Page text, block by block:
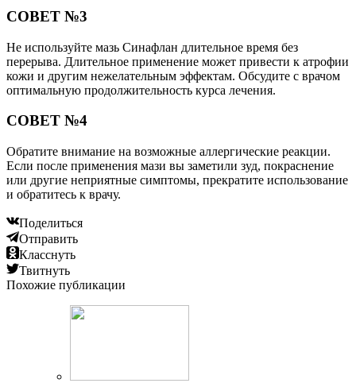
СОВЕТ №3
Не используйте мазь Синафлан длительное время без
перерыва. Длительное применение может привести к атрофии
кожи и другим нежелательным эффектам. Обсудите с врачом
оптимальную продолжительность курса лечения.
СОВЕТ №4
Обратите внимание на возможные аллергические реакции.
Если после применения мази вы заметили зуд, покраснение
или другие неприятные симптомы, прекратите использование
и обратитесь к врачу.
Поделиться
Отправить
Класснуть
Твитнуть
Похожие публикации